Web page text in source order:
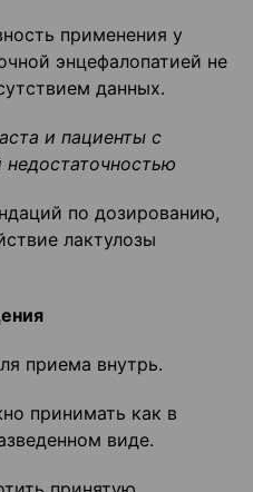
применения у
энцефалопатией не
данных.
и пациенты с
по дозированию,
лактулозы
приема внутрь.
принимать как в
виде.